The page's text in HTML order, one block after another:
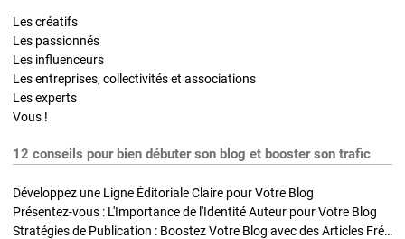
Les créatifs
Les passionnés
Les influenceurs
Les entreprises, collectivités et associations
Les experts
Vous !
12 conseils pour bien débuter son blog et booster son trafic
Développez une Ligne Éditoriale Claire pour Votre Blog
Présentez-vous : L'Importance de l'Identité Auteur pour Votre Blog
Stratégies de Publication : Boostez Votre Blog avec des Articles Fréquents et Exclusifs